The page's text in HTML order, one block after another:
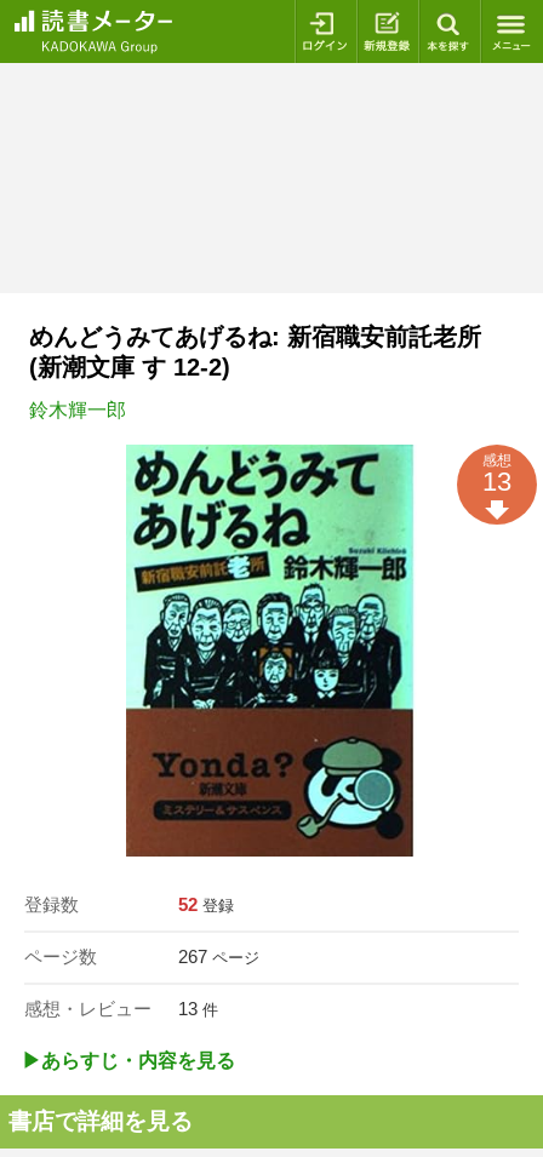
ログイン 新規登録
めんどうみてあげるね: 新宿職安前託老所
(新潮文庫 す 12-2)
鈴木輝一郎
登録数 52 登録
ページ数 267 ページ
感想・レビュー 13 件
感想
13
▶︎あらすじ・内容を見る
書店で詳細を見る